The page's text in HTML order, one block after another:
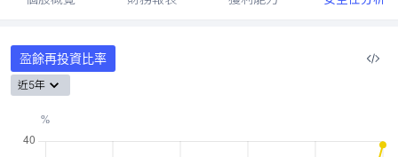
盈餘再投資比率
近5年